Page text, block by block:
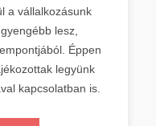
a vállalkozásunk
lesz,
Éppen
legyünk
kapcsolatban is.